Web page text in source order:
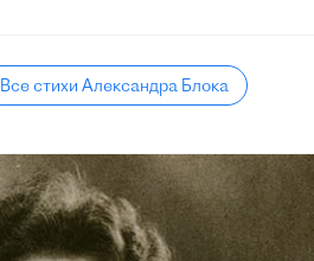
Все стихи Александра Блока